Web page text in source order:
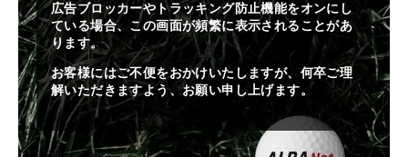
広告ブロッカーやトラッキング防止機能をオンにし
ている場合、この画面が頻繁に表示されることがあ
ります。
お客様にはご不便をおかけいたしますが、何卒ご理
解いただきますよう、お願い申し上げます。